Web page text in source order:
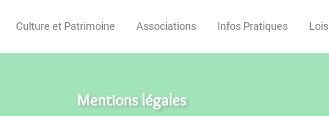
Culture et Patrimoine Associations Infos Pratiques
Mentions légales